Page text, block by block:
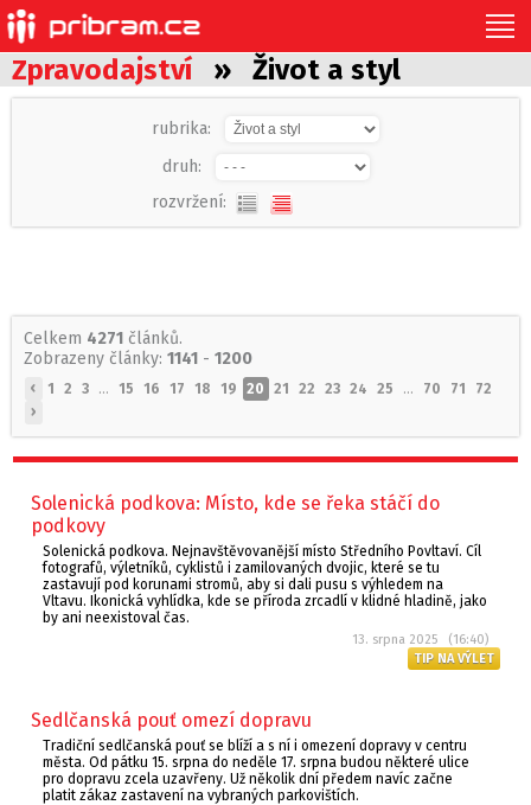
Zpravodajství » Život a styl
rubrika:
druh:
rozvržení:
Celkem 4271 článků.
Zobrazeny články: 1141 - 1200
‹ 1 2 3 ... 15 16 17 18 19 20 21 22 23 24 25 ... 70 71 72
›
Solenická podkova: Místo, kde se řeka stáčí do
podkovy
Solenická podkova. Nejnavštěvovanější místo Středního Povltaví. Cíl
fotografů, výletníků, cyklistů i zamilovaných dvojic, které se tu
zastavují pod korunami stromů, aby si dali pusu s výhledem na
Vltavu. Ikonická vyhlídka, kde se příroda zrcadlí v klidné hladině, jako
by ani neexistoval čas.
13. srpna 2025 (16:40)
TIP NA VÝLET
Sedlčanská pouť omezí dopravu
Tradiční sedlčanská pouť se blíží a s ní i omezení dopravy v centru
města. Od pátku 15. srpna do neděle 17. srpna budou některé ulice
pro dopravu zcela uzavřeny. Už několik dní předem navíc začne
platit zákaz zastavení na vybraných parkovištích.